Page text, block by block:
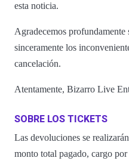
esta noticia.
Agradecemos
sinceramente los
cancelación.
Atentamente, Bizarro Live
SOBRE LOS TICKETS
Las devoluciones se
monto total pagado, cargo